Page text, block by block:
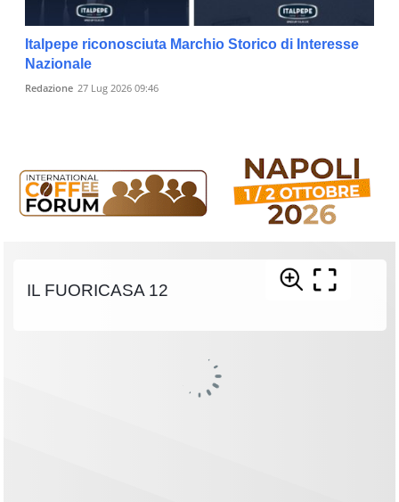
Italpepe riconosciuta Marchio Storico di Interesse
Nazionale
Redazione 27 Lug 2026 09:46